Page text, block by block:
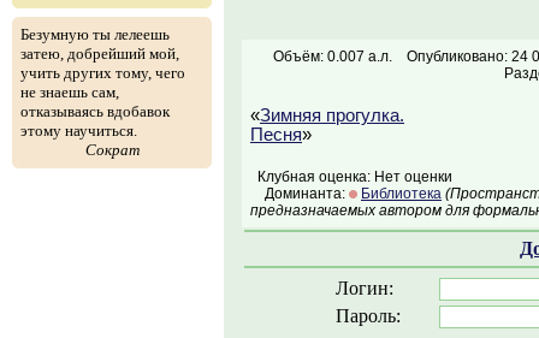
Безумную ты лелеешь
затею, добрейший мой,
учить других тому, чего
не знаешь сам,
отказываясь вдобавок
этому научиться.
Сократ
Объём: 0.007 а.л.
Опубликовано: 24
«Зимняя прогулка.
Песня»
Клубная оценка: Нет оценки
Доминанта:
Библиотека
предназначаемых автором для
Логин:
Пароль: